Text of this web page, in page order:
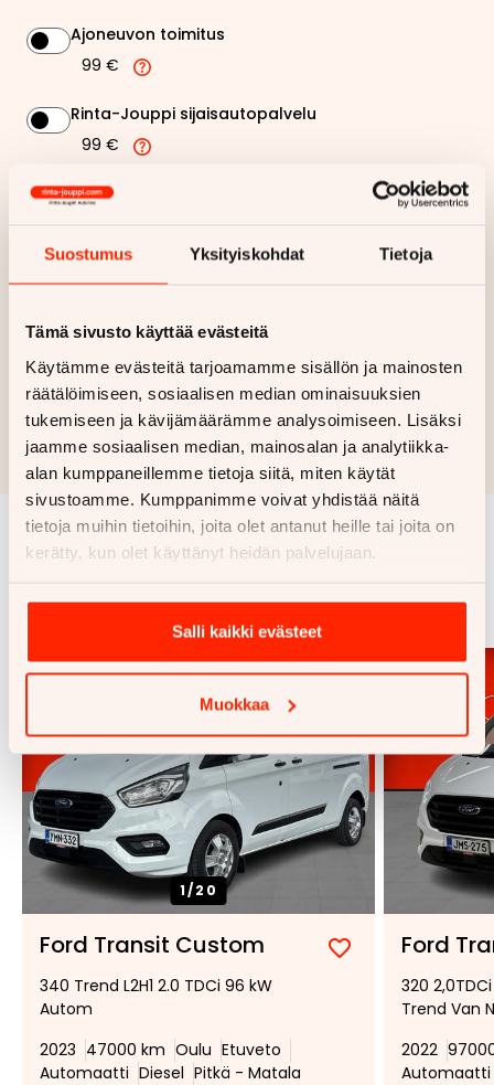
Suostumus Yksityiskohdat Tietoja
Tämä sivusto käyttää evästeitä
Käytämme evästeitä tarjoamamme sisällön ja mainosten
räätälöimiseen, sosiaalisen median ominaisuuksien
tukemiseen ja kävijämäärämme analysoimiseen. Lisäksi
jaamme sosiaalisen median, mainosalan ja analytiikka-
alan kumppaneillemme tietoja siitä, miten käytät
sivustoamme. Kumppanimme voivat yhdistää näitä
tietoja muihin tietoihin, joita olet antanut heille tai joita on
kerätty, kun olet käyttänyt heidän palvelujaan.
Salli kaikki evästeet
Muokkaa
Ajoneuvon toimitus
99 €
Rinta-Jouppi sijaisautopalvelu
99 €
Näytähintaerittely
Haluan myös tarjouksen vakuutuksesta
Hae rahoitustarjous
Rahoituslaskelma on suuntaa antava ja edellyttää hyväksytyn
luottopäätöksen ja kaskovakuutuksen.
Samankaltaisia ajoneuvoja
Katso kaikki
1/20
Ford Transit Custom
Lisää
suosikiksi
Poista
suosikeista
340 Trend L2H1 2.0 TDCi 96 kW
Autom
2023 47000 km Oulu Etuveto
Automaatti Diesel Pitkä - Matala
Ford
320
Trend Van
2022
Automaatti